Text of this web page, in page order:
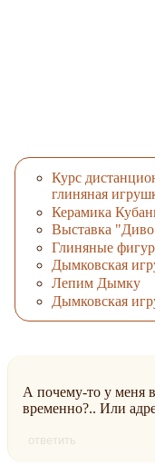
Курс
глиняная
Керамика
Выставка
Глиняные
Дымковская
Лепим Дымку
Дымковская
А почему-то у меня
временно?.. Или
ответить